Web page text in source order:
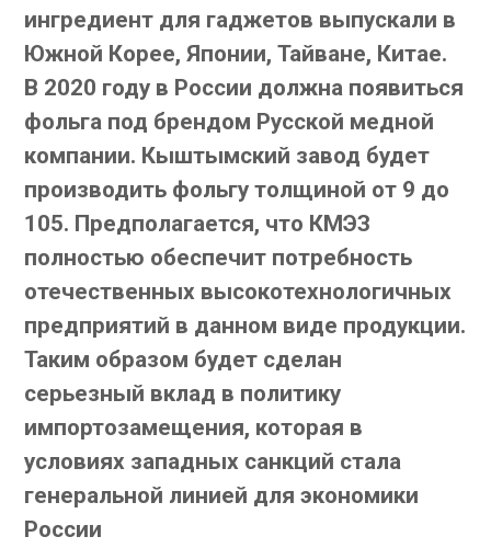
ингредиент для гаджетов выпускали в
Южной Корее, Японии, Тайване, Китае.
В 2020 году в России должна появиться
фольга под брендом Русской медной
компании. Кыштымский завод будет
производить фольгу толщиной от 9 до
105. Предполагается, что КМЭЗ
полностью обеспечит потребность
отечественных высокотехнологичных
предприятий в данном виде продукции.
Таким образом будет сделан
серьезный вклад в политику
импортозамещения, которая в
условиях западных санкций стала
генеральной линией для экономики
России